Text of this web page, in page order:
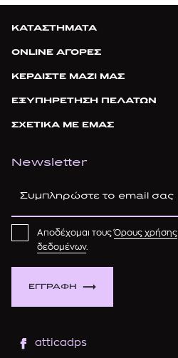
ΚΑΤΑΣΤΗΜΑΤΑ
ONLINE ΑΓΟΡΕΣ
ΚΕΡΔΙΣΤΕ ΜΑΖΙ ΜΑΣ
ΕΞΥΠΗΡΕΤΗΣΗ ΠΕΛΑΤΩΝ
ΣΧΕΤΙΚΑ ΜΕ ΕΜΑΣ
Newsletter
ΕΓΓΡΑΦΗ
Αποδέχομαι τουςΌρους χρήσης
δεδομένων.
atticadps